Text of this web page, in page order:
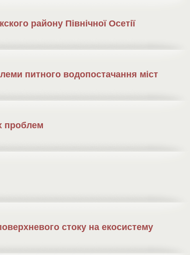
району Північної Осетії
питного водопостачання міст
проблем
стоку на екосистему